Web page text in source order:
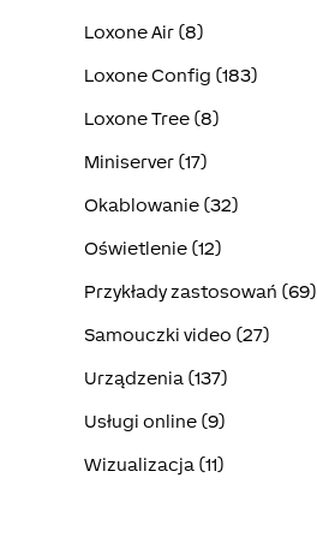
Loxone Air (8)
Loxone Config (183)
Loxone Tree (8)
Miniserver (17)
Okablowanie (32)
Oświetlenie (12)
Przykłady zastosowań (69)
Samouczki video (27)
Urządzenia (137)
Usługi online (9)
Wizualizacja (11)